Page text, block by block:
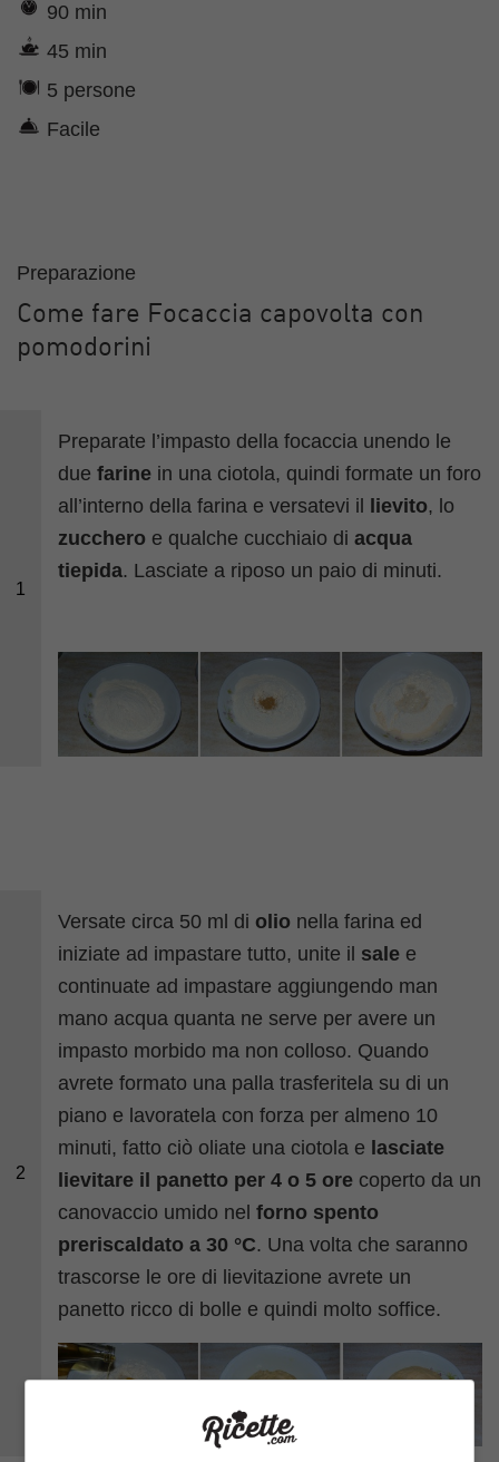
90 min
45 min
5 persone
Facile
Preparazione
Come fare Focaccia capovolta con
pomodorini
1
Preparate l’impasto della focaccia unendo le
duefarine in una ciotola, quindi formate un foro
all’interno della farina e versatevi il
lievito, lo
zucchero e qualche cucchiaio diacqua
tiepida. Lasciate a riposo un paio di minuti.
2
Versate circa 50 ml di olio nella farina ed
iniziate ad impastare tutto, unite il sale e
continuate ad impastare aggiungendo man
mano acqua quanta ne serve per avere un
impasto morbido ma non colloso. Quando
avrete formato una palla trasferitela su di un
piano e lavoratela con forza per almeno 10
minuti, fatto ciò oliate una ciotola e lasciate
lievitare il panetto per 4 o 5 ore coperto da un
canovaccio umido nelforno spento
preriscaldato a 30 °C. Una volta che saranno
trascorse le ore di lievitazione avrete un
panetto ricco di bolle e quindi molto soffice.